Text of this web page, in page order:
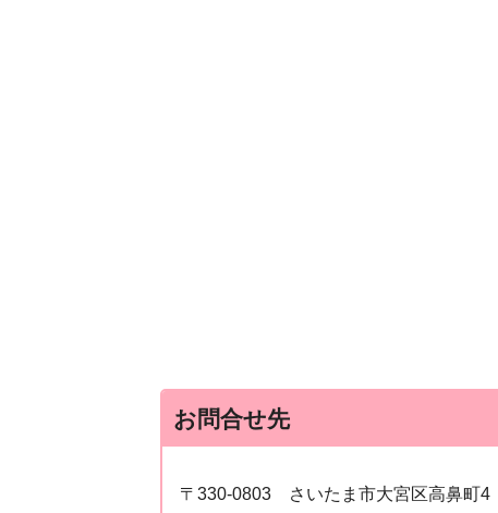
お問合せ先
〒330-0803
さいたま市大宮区高鼻町4